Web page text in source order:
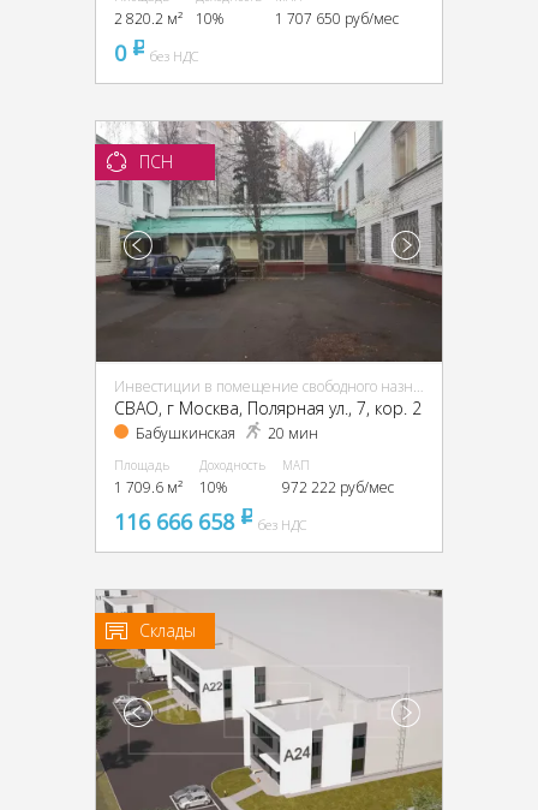
2 820.2 м² 10% 1 707 650 руб/мес
0 pуббез НДС
ПСН
Инвестиции в помещение свободного назначения (ПСН)
CВАО, г Москва, Полярная ул., 7, кор. 2
Бабушкинская 20 мин
Площадь
1 709.6 м²
Доходность
10%
МАП
972 222 руб/мес
116 666 658 pуббез НДС
Склады